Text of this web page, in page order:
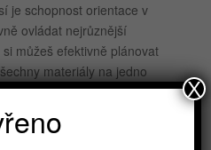
je schopnost orientace v
ovládat nejrůznější
můžeš efektivně plánovat
materiály na jedno
X